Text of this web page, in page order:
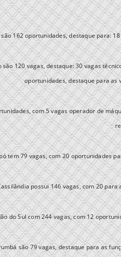
162 oportunidades, destaque para:
são 120 vagas, destaque: 30 vagas
oportunidades, destaque para
com 5 vagas operador de
tem 79 vagas, com 20 oportunidades
possui 146 vagas, com 20
do Sul com 244 vagas, com 12
são 79 vagas, destaque para as